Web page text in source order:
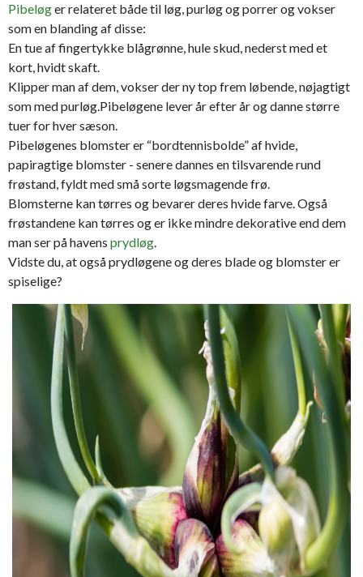
Pibeløger relateret både til løg, purløg og porrer og vokser
som en blanding af disse:
En tue af fingertykke blågrønne, hule skud, nederst med et
kort, hvidt skaft.
Klipper man af dem, vokser der ny top frem løbende, nøjagtigt
som med purløg.Pibeløgene lever år efter år og danne større
tuer for hver sæson.
Pibeløgenes blomster er “bordtennisbolde” af hvide,
papiragtige blomster - senere dannes en tilsvarende rund
frøstand, fyldt med små sorte løgsmagende frø.
Blomsterne kan tørres og bevarer deres hvide farve. Også
frøstandene kan tørres og er ikke mindre dekorative end dem
man ser på havens prydløg.
Vidste du, at også prydløgene og deres blade og blomster er
spiselige?